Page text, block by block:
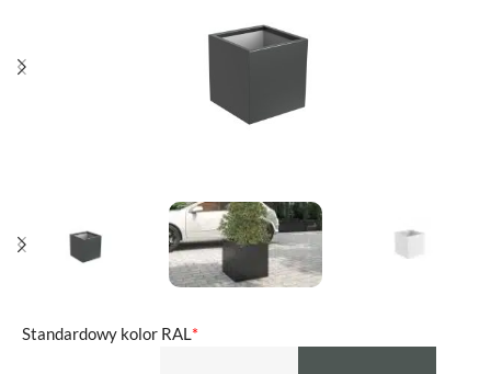
*
Standardowy kolor RAL